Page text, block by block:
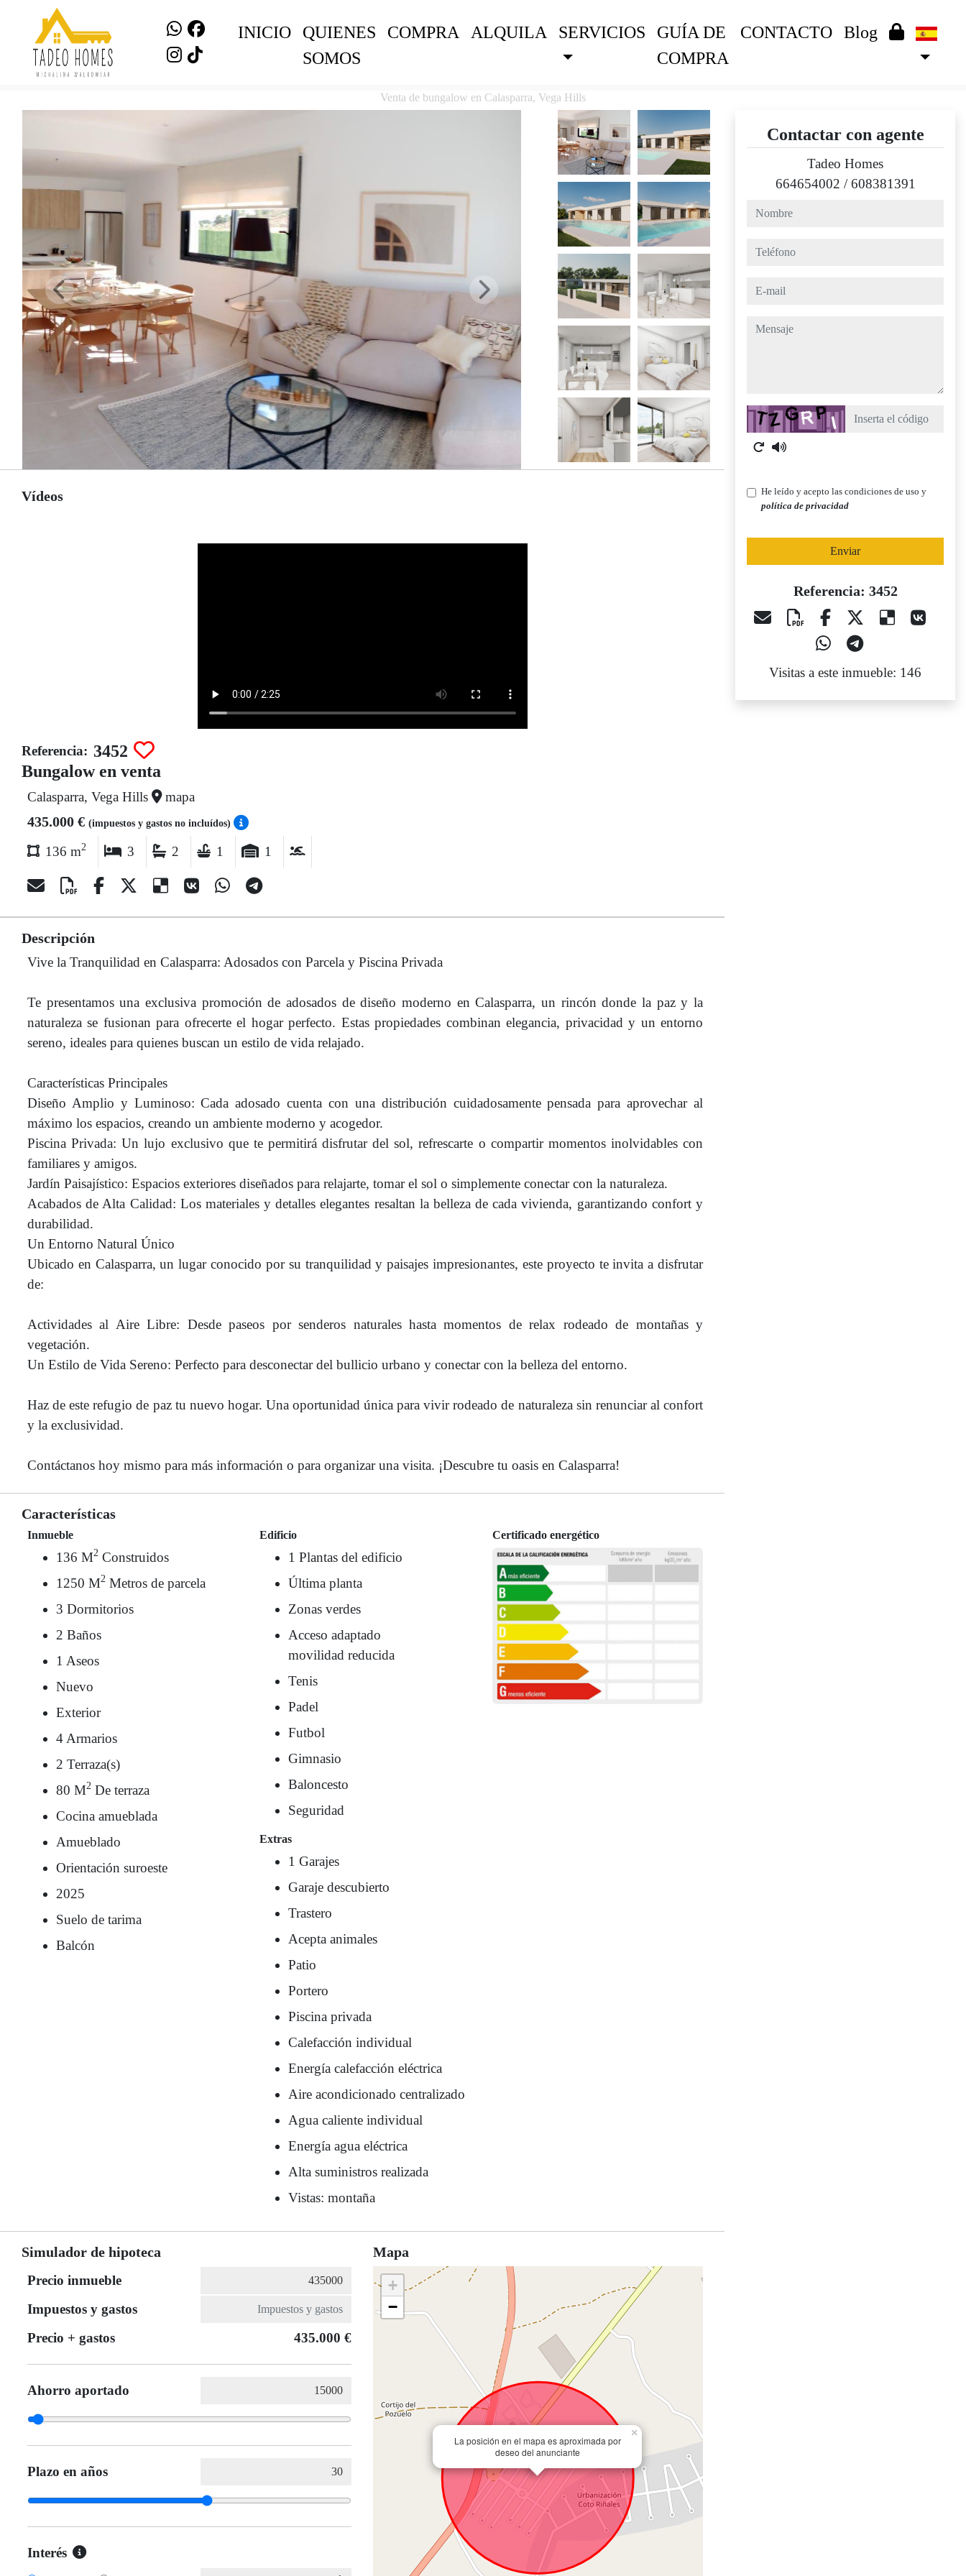
INICIO
QUIENES
SOMOS
COMPRA ALQUILA SERVICIOS
GUÍA DE
COMPRA
CONTACTO Blog
Venta de bungalow en Calasparra, Vega Hills
Vídeos
Referencia: 3452
Bungalow en venta
Calasparra, Vega Hills mapa
435.000 € (impuestos y gastos no incluídos)
136 m2 3 2 1 1
Descripción
Vive la Tranquilidad en Calasparra: Adosados con Parcela y Piscina Privada
Te presentamos una exclusiva promoción de adosados de diseño moderno en Calasparra, un rincón donde la paz y la
naturaleza se fusionan para ofrecerte el hogar perfecto. Estas propiedades combinan elegancia, privacidad y un entorno
sereno, ideales para quienes buscan un estilo de vida relajado.
Características Principales
Diseño Amplio y Luminoso: Cada adosado cuenta con una distribución cuidadosamente pensada para aprovechar al
máximo los espacios, creando un ambiente moderno y acogedor.
Piscina Privada: Un lujo exclusivo que te permitirá disfrutar del sol, refrescarte o compartir momentos inolvidables con
familiares y amigos.
Jardín Paisajístico: Espacios exteriores diseñados para relajarte, tomar el sol o simplemente conectar con la naturaleza.
Acabados de Alta Calidad: Los materiales y detalles elegantes resaltan la belleza de cada vivienda, garantizando confort y
durabilidad.
Un Entorno Natural Único
Ubicado en Calasparra, un lugar conocido por su tranquilidad y paisajes impresionantes, este proyecto te invita a disfrutar
de:
Actividades al Aire Libre: Desde paseos por senderos naturales hasta momentos de relax rodeado de montañas y
vegetación.
Un Estilo de Vida Sereno: Perfecto para desconectar del bullicio urbano y conectar con la belleza del entorno.
Haz de este refugio de paz tu nuevo hogar. Una oportunidad única para vivir rodeado de naturaleza sin renunciar al confort
y la exclusividad.
Contáctanos hoy mismo para más información o para organizar una visita. ¡Descubre tu oasis en Calasparra!
Características
Inmueble
136 M2 Construidos
1250 M2 Metros de parcela
3 Dormitorios
2 Baños
1 Aseos
Nuevo
Exterior
4 Armarios
2 Terraza(s)
80 M2 De terraza
Cocina amueblada
Amueblado
Orientación suroeste
2025
Suelo de tarima
Balcón
Edificio
1 Plantas del edificio
Última planta
Zonas verdes
Acceso adaptado
movilidad reducida
Tenis
Padel
Futbol
Gimnasio
Baloncesto
Seguridad
Extras
1 Garajes
Garaje descubierto
Trastero
Acepta animales
Patio
Portero
Piscina privada
Calefacción individual
Energía calefacción eléctrica
Aire acondicionado centralizado
Agua caliente individual
Energía agua eléctrica
Alta suministros realizada
Vistas: montaña
Certificado energético
Simulador de hipoteca
Precio inmueble
Impuestos y gastos
Precio + gastos
435.000 €
Ahorro aportado
Plazo en años
Interés
Mapa
La posición en el mapa es aproximada por
deseo del anunciante
×
+
−
Contactar con agente
Tadeo Homes
664654002 /608381391
nombre
teléfono
e-mail
mensaje
Captcha
He leído y acepto las condiciones de uso y
política de privacidad
Enviar
Referencia: 3452
Visitas a este inmueble: 146